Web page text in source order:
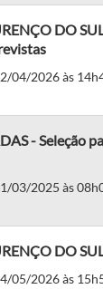
DO
04/2026 às
- Seleção
03/2025 às
DO
05/2026 às